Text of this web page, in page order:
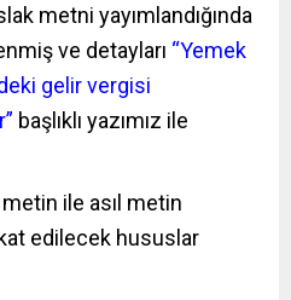
metni yayımlandığında
ve detayları “Yemek
gelir vergisi
başlıklı yazımız ile
ile asıl metin
edilecek hususlar